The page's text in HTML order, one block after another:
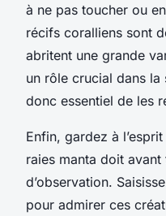
à ne pas toucher ou
récifs coralliens sont
abritent une grande
un rôle crucial dans la
donc essentiel de les
Enfin, gardez à
raies manta doit
d’observation.
pour admirer ces